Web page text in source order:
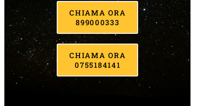
CHIAMA ORA
899000333
CHIAMA ORA
0755184141